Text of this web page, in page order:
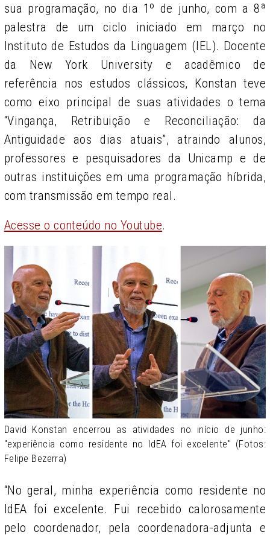
sua programação, no dia 1º de junho, com a 8ª
palestra de um ciclo iniciado em março no
Instituto de Estudos da Linguagem (IEL). Docente
da New York University e acadêmico de
referência nos estudos clássicos, Konstan teve
como eixo principal de suas atividades o tema
“Vingança, Retribuição e Reconciliação: da
Antiguidade aos dias atuais”, atraindo alunos,
professores e pesquisadores da Unicamp e de
outras instituições em uma programação híbrida,
com transmissão em tempo real.
Acesse o conteúdo no Youtube.
David Konstan encerrou as atividades no início de junho:
"experiência como residente no IdEA foi excelente" (Fotos:
Felipe Bezerra)
“No geral, minha experiência como residente no
IdEA foi excelente. Fui recebido calorosamente
pelo coordenador, pela coordenadora-adjunta e